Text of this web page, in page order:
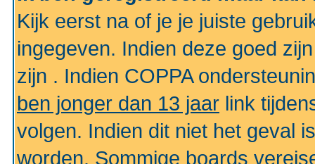
Kijk eerst na of je je juiste
ingegeven. Indien deze goed
zijn . Indien COPPA
ben jonger dan 13 jaar link
volgen. Indien dit niet het geval
worden. Sommige boards